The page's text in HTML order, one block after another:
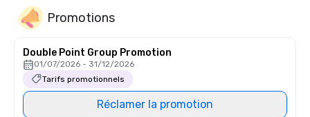
Promotions
Double Point Group Promotion
01/07/2026 - 31/12/2026
Tarifs promotionnels
Réclamer la promotion